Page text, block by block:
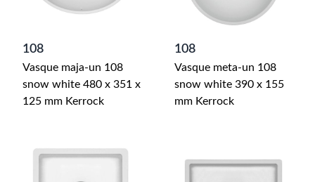
108
Vasque maja-un 108
snow white 480 x 351 x
125 mm Kerrock
108
Vasque meta-un 108
snow white 390 x 155
mm Kerrock